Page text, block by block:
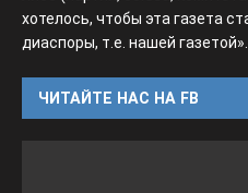
хотелось, чтобы эта газета
диаспоры, т.е. нашей газетой».
ЧИТАЙТЕ НАС НА FB